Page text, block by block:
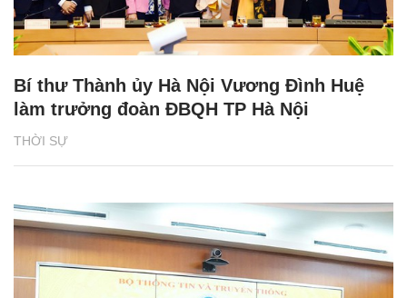
THỜI SỰ
Bí thư Thành ủy Hà Nội Vương Đình Huệ
làm trưởng đoàn ĐBQH TP Hà Nội